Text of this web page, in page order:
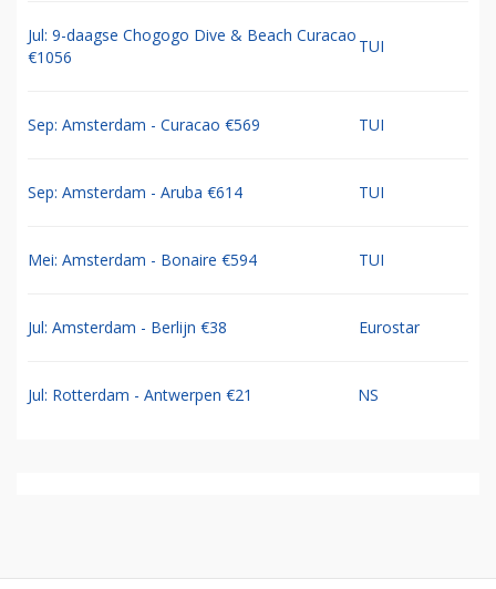
Jul: 9-daagse Chogogo Dive & Beach Curacao
€1056
TUI
Sep: Amsterdam - Curacao €569 TUI
Sep: Amsterdam - Aruba €614 TUI
Mei: Amsterdam - Bonaire €594 TUI
Jul: Amsterdam - Berlijn €38 Eurostar
Jul: Rotterdam - Antwerpen €21 NS